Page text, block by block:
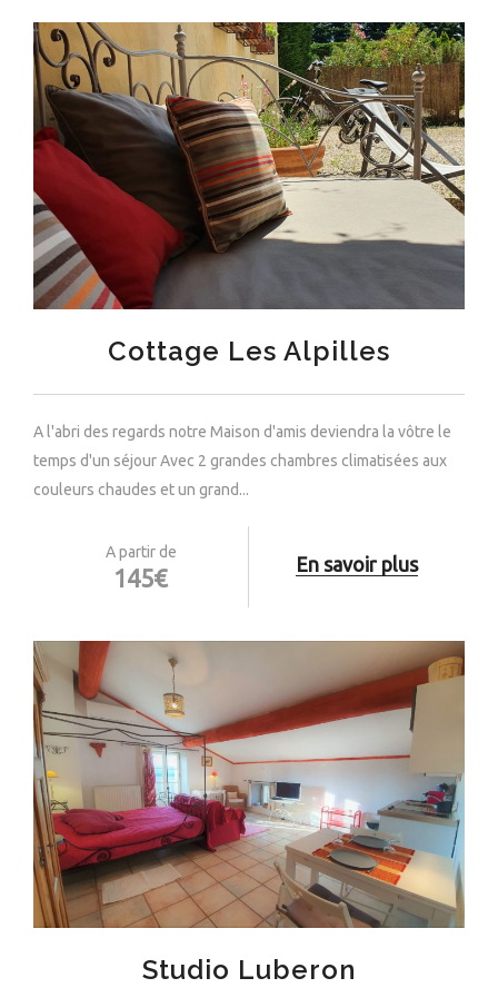
Cottage Les Alpilles
A l'abri des regards notre Maison d'amis deviendra la vôtre le
temps d'un séjour Avec 2 grandes chambres climatisées aux
couleurs chaudes et un grand...
A partir de
145€ En savoir plus
Studio Luberon